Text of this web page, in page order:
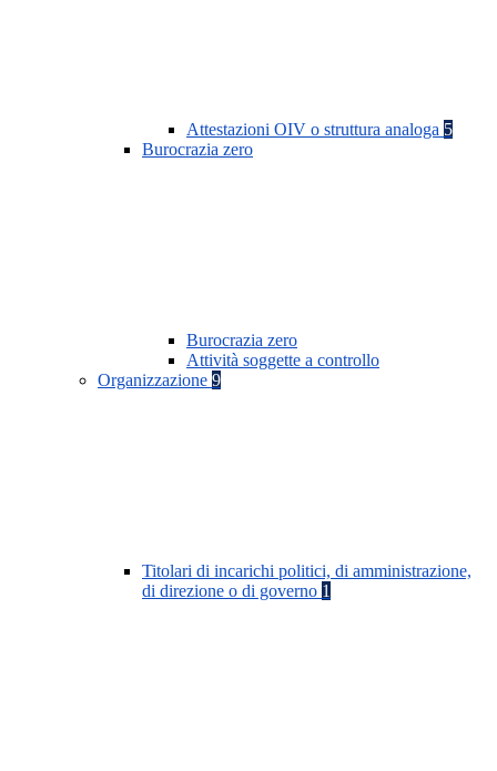
Attestazioni OIV o struttura analoga 5
Burocrazia zero
Burocrazia zero
Attività soggette a controllo
Organizzazione 9
Titolari di incarichi politici, di amministrazione,
di direzione o di governo 1